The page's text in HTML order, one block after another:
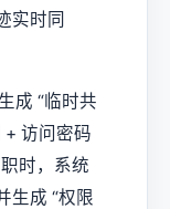
实时同
成 “临时共
+ 访问密码
时，系统
生成 “权限